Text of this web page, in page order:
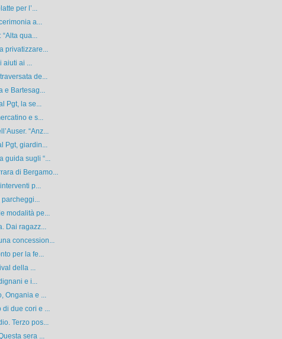
per l’...
a...
“Alta qua...
privatizzare...
aiuti ai ...
de...
e Bartesag...
Pgt, la se...
e s...
“Anz...
Pgt, giardin...
guida sugli “...
di Bergamo...
p...
parcheggi...
modalità pe...
Dai ragazz...
concession...
per la fe...
della ...
e i...
Ongania e ...
di due cori e ...
Terzo pos...
sera ...